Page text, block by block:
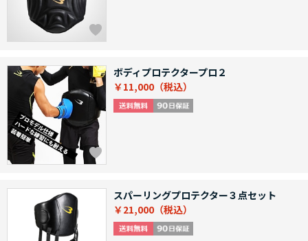
ボディプロテクタープロ２
￥11,000
スパーリングプロテクター３点セット
￥21,000